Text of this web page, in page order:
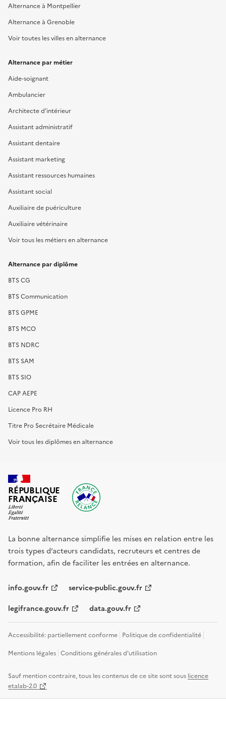
Alternance à Montpellier
Alternance à Grenoble
Voir toutes les villes en alternance
Alternance par métier
Aide-soignant
Ambulancier
Architecte d'intérieur
Assistant administratif
Assistant dentaire
Assistant marketing
Assistant ressources humaines
Assistant social
Auxiliaire de puériculture
Auxiliaire vétérinaire
Voir tous les métiers en alternance
Alternance par diplôme
BTS CG
BTS Communication
BTS GPME
BTS MCO
BTS NDRC
BTS SAM
BTS SIO
CAP AEPE
Licence Pro RH
Titre Pro Secrétaire Médicale
Voir tous les diplômes en alternance
RÉPUBLIQUE
FRANÇAISE
La bonne alternance simplifie les mises en relation entre les
trois types d’acteurs candidats, recruteurs et centres de
formation, afin de faciliter les entrées en alternance.
info.gouv.fr service-public.gouv.fr
legifrance.gouv.fr data.gouv.fr
Accessibilité: partiellement conforme Politique de confidentialité
Mentions légales Conditions générales d'utilisation
Sauf mention contraire, tous les contenus de ce site sont sous licence
etalab-2.0